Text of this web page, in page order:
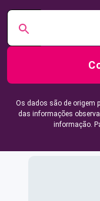
Os dados são de origem
das informações
informação.